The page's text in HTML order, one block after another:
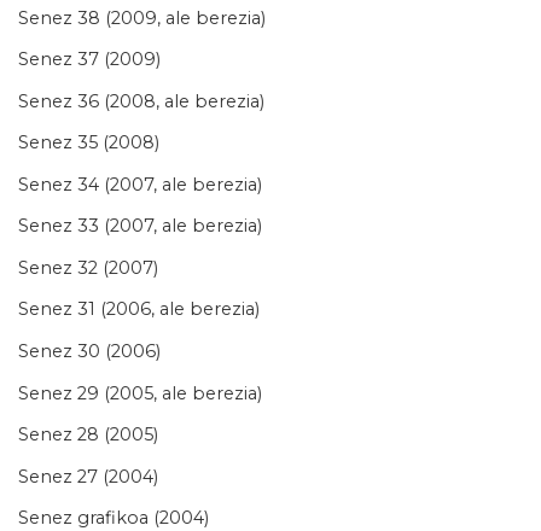
Senez 38 (2009, ale berezia)
Senez 37 (2009)
Senez 36 (2008, ale berezia)
Senez 35 (2008)
Senez 34 (2007, ale berezia)
Senez 33 (2007, ale berezia)
Senez 32 (2007)
Senez 31 (2006, ale berezia)
Senez 30 (2006)
Senez 29 (2005, ale berezia)
Senez 28 (2005)
Senez 27 (2004)
Senez grafikoa (2004)